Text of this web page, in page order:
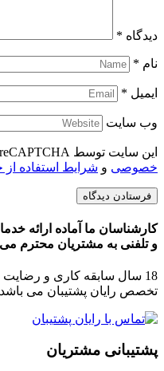
دیدگاه *
نام *
ایمیل *
وب‌ سایت
این سایت توسط reCAPTCHA و گوگل محافظت می‌شود
خصوصی و شرایط استفاده
کارشناسان ما آماده ارائه
و تلفنی به مشتریان محترم می
18 سال سابقه کاری و
تخصص رایان پشتیبان می
پشتیبانی مشتریان